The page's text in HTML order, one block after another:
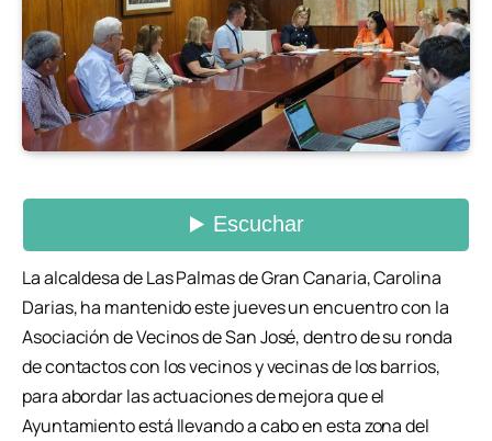
La alcaldesa de Las Palmas de Gran Canaria, Carolina
Darias, ha mantenido este jueves un encuentro con la
Asociación de Vecinos de San José, dentro de su ronda
de contactos con los vecinos y vecinas de los barrios,
para abordar las actuaciones de mejora que el
Ayuntamiento está llevando a cabo en esta zona del